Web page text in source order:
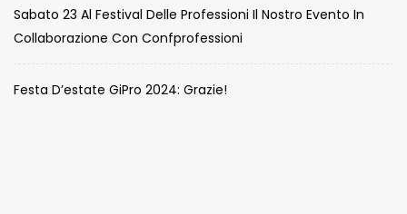
Sabato 23 Al Festival Delle Professioni Il Nostro Evento In
Collaborazione Con Confprofessioni
Festa D’estate GiPro 2024: Grazie!